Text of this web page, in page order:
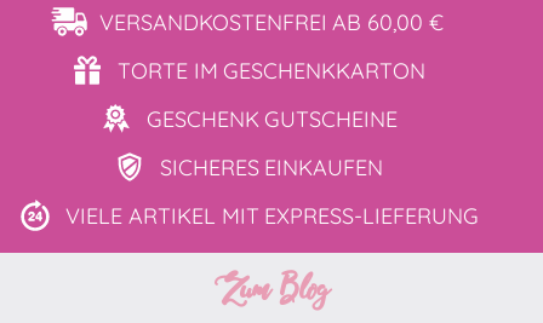
VERSANDKOSTENFREI AB 60,00 €
TORTE IM GESCHENKKARTON
GESCHENK GUTSCHEINE
SICHERES EINKAUFEN
VIELE ARTIKEL MIT EXPRESS-LIEFERUNG
Zum Blog